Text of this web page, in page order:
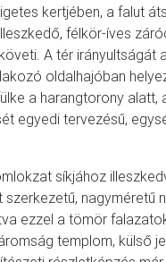
kertjében, a falut
félkör-íves
A tér irányultságát
oldalhajóban
a harangtorony alatt,
egyedi tervezésű,
síkjához
nagyméretű
ezzel a tömör
templom, külső